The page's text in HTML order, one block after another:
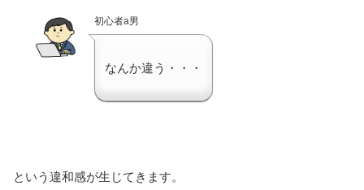
初心者a男
なんか違う・・・
という違和感が生じてきます。